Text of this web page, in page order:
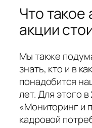
Что такое
акции
Мы также
знать, кто и в
понадобится
лет. Для этого
«Мониторинг и
кадровой